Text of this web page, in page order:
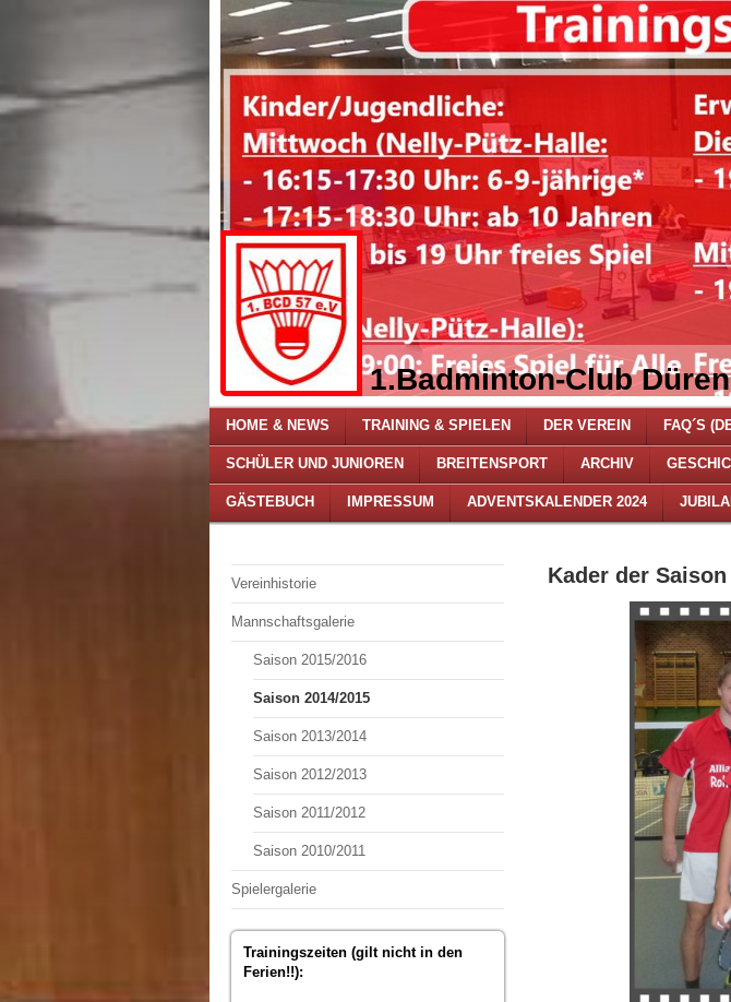
1.Badminton-Club
HOME & NEWS TRAINING & SPIELEN DER VEREIN FAQ´S
SCHÜLER UND JUNIOREN BREITENSPORT ARCHIV
GÄSTEBUCH IMPRESSUM ADVENTSKALENDER 2024
Vereinhistorie
Mannschaftsgalerie
Saison 2015/2016
Saison 2014/2015
Saison 2013/2014
Saison 2012/2013
Saison 2011/2012
Saison 2010/2011
Spielergalerie
Trainingszeiten (gilt nicht in den
Ferien!!):
Kader der Saison